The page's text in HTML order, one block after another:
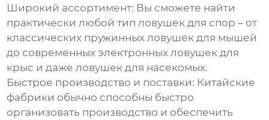
Широкий ассортимент: Вы сможете найти
практически любой типловушек для спор – от
классических пружинных ловушек для мышей
до современных электронных ловушек для
крыс и даже ловушек для насекомых.
Быстрое производство и поставки: Китайские
фабрики обычно способны быстро
организовать производство и обеспечить